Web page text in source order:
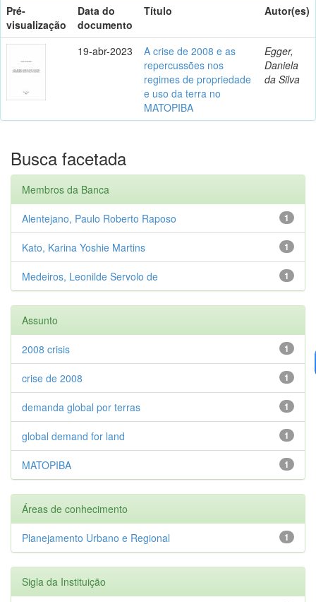
Pré-
visualização
Data do
documento
Título Autor(es)
19-abr-2023
A crise de 2008 e as
repercussões nos
regimes de propriedade
e uso da terra no
MATOPIBA
Egger,
Daniela
da Silva
Busca facetada
Membros da Banca
1
Alentejano, Paulo Roberto Raposo
1
Kato, Karina Yoshie Martins
1
Medeiros, Leonilde Servolo de
Assunto
1
2008 crisis
1
crise de 2008
1
demanda global por terras
1
global demand for land
1
MATOPIBA
Áreas de conhecimento
1
Planejamento Urbano e Regional
Sigla da Instituição